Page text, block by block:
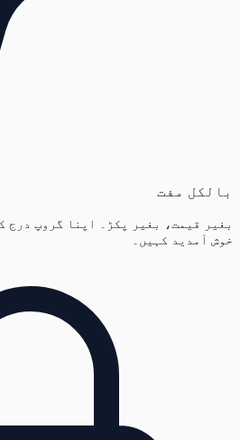
بالکل مفت
بغیر قیمت، بغیر پکڑ۔ اپنا گروپ درج
خوش آمدید کہیں۔